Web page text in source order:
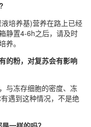
培养基)营养在路上已经
静置4-6h之后，请及时
养。
的粉，对复苏会有影响
与冻存细胞的密度、冻
遇到这种情况，不是绝